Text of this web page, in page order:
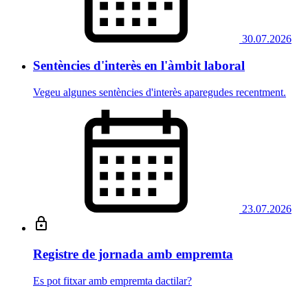
30.07.2026
Sentències d'interès en l'àmbit laboral
Vegeu algunes sentències d'interès aparegudes recentment.
23.07.2026
Registre de jornada amb empremta
Es pot fitxar amb empremta dactilar?